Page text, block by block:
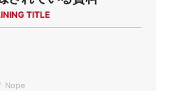
TITLE
Nope